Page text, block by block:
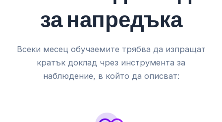
за напредъка
Всеки месец обучаемите трябва да изпращат
кратък доклад чрез инструмента за
наблюдение, в който да описват: